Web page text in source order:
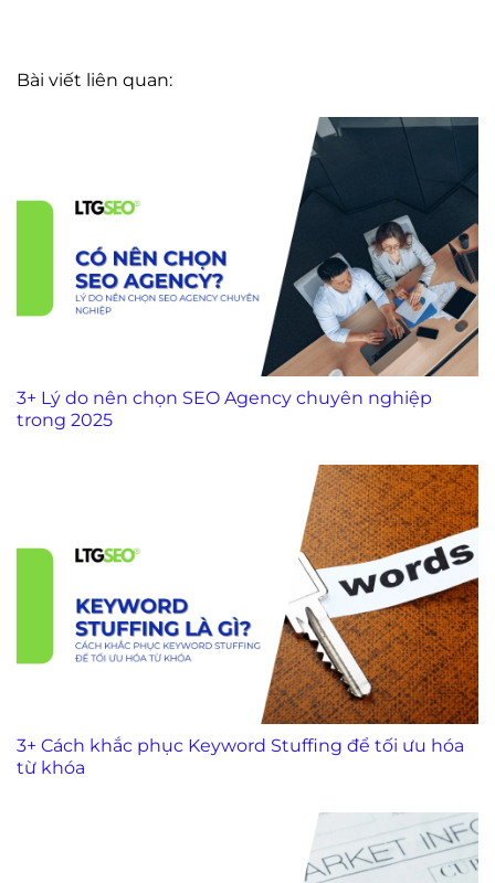
Bài viết liên quan:
3+ Lý do nên chọn SEO Agency chuyên nghiệp
trong 2025
3+ Cách khắc phục Keyword Stuffing để tối ưu hóa
từ khóa